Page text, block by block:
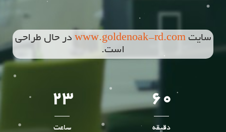
سایتwww.goldenoak-rd.com در حال طراحی
است.
23
ساعت
60
دقیقه